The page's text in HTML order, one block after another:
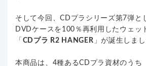
そして今回、CDプラシリーズ第7弾と
DVDケースを100％再利用したウェッ
「 CDプラ R2 HANGER 」が誕生しまし
本商品は、4種あるCDプラ資材のうち